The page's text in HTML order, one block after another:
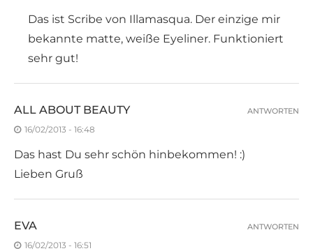
Das ist Scribe von Illamasqua. Der einzige mir
bekannte matte, weiße Eyeliner. Funktioniert
sehr gut!
ALL ABOUT BEAUTY
16/02/2013 - 16:48
Das hast Du sehr schön hinbekommen! :)
Lieben Gruß
ANTWORTEN
EVA
16/02/2013 - 16:51
ANTWORTEN